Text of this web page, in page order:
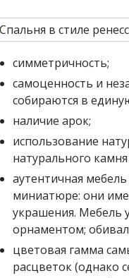
симметричность;
самоценность и
собираются в
наличие арок;
использование
натурального
аутентичная
миниатюре: они
украшения. Мебель
орнаментом;
цветовая гамма
расцветок (однако